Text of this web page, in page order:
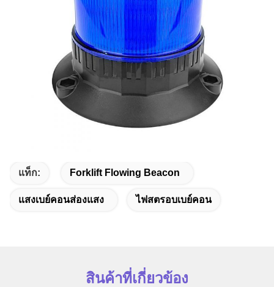
แท็ก: Forklift Flowing Beacon
แสงเบย์คอนส่องแสง ไฟสตรอบเบย์คอน
สินค้าที่เกี่ยวข้อง